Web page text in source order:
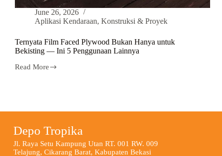
June 26, 2026
Aplikasi Kendaraan, Konstruksi & Proyek
Ternyata Film Faced Plywood Bukan Hanya untuk
Bekisting — Ini 5 Penggunaan Lainnya
Read More
Depo Tropika
Jl. Raya Setu Kampung Utan RT. 001 RW. 009
Telajung, Cikarang Barat, Kabupaten Bekasi